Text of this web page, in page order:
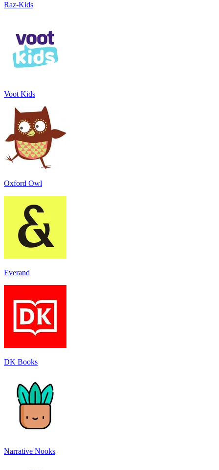
Raz-Kids
Voot Kids
Oxford Owl
Everand
DK Books
Narrative Nooks